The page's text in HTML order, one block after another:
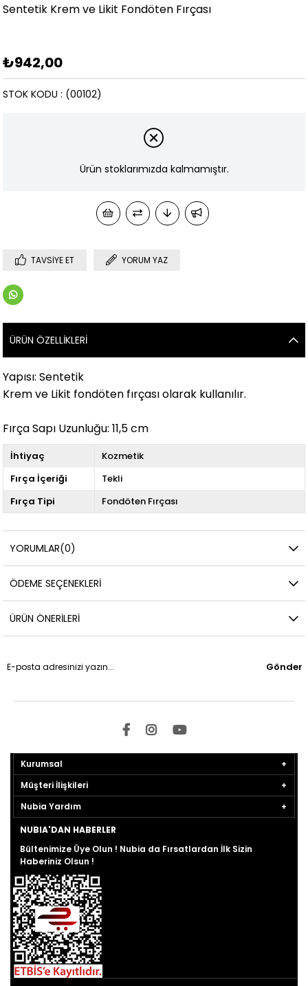
Sentetik Krem ve Likit Fondöten Fırçası
₺942,00
(00102)
STOK KODU
Ürün stoklarımızda kalmamıştır.
TAVSIYE ET YORUM YAZ
ÜRÜN ÖZELLIKLERI
Yapısı: Sentetik
Krem ve Likit fondöten fırçası olarak kullanılır.
Fırça Sapı Uzunluğu: 11,5 cm
İhtiyaç
Kozmetik
Fırça İçeriği
Tekli
Fırça Tipi
Fondöten Fırçası
YORUMLAR(0)
ÖDEME SEÇENEKLERI
ÜRÜN ÖNERILERI
Gönder
Kurumsal
Müşteri İlişkileri
Nubia Yardım
NUBIA'DAN HABERLER
Bültenimize Üye Olun ! Nubia da Fırsatlardan İlk Sizin
Haberiniz Olsun !